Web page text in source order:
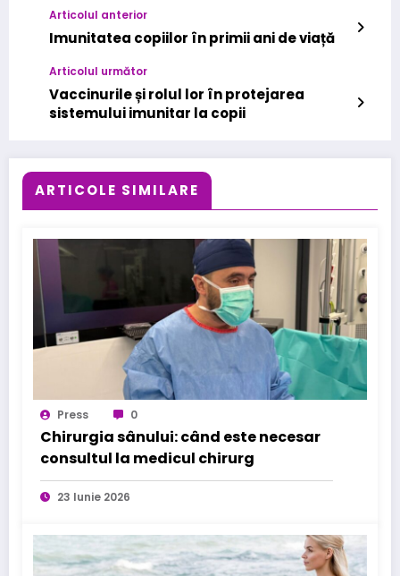
Articolul anterior
Imunitatea copiilor în primii ani de viață
Articolul următor
Vaccinurile și rolul lor în protejarea
sistemului imunitar la copii
ARTICOLE SIMILARE
Press 0
Chirurgia sânului: când este necesar
consultul la medicul chirurg
23 Iunie 2026